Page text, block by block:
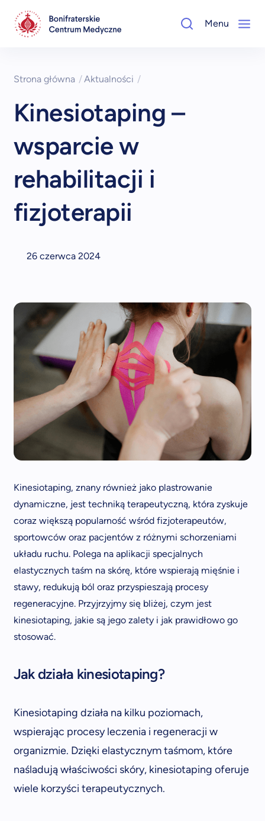
Menu
Strona główna /Aktualności /
Kinesiotaping –
wsparcie w
rehabilitacji i
fizjoterapii
26 czerwca 2024
Kinesiotaping, znany również jako plastrowanie
dynamiczne, jest techniką terapeutyczną, która zyskuje
coraz większą popularność wśród fizjoterapeutów,
sportowców oraz pacjentów z różnymi schorzeniami
układu ruchu. Polega na aplikacji specjalnych
elastycznych taśm na skórę, które wspierają mięśnie i
stawy, redukują ból oraz przyspieszają procesy
regeneracyjne. Przyjrzyjmy się bliżej, czym jest
kinesiotaping, jakie są jego zalety i jak prawidłowo go
stosować.
Jak działa kinesiotaping?
Kinesiotaping działa na kilku poziomach,
wspierając procesy leczenia i regeneracji w
organizmie. Dzięki elastycznym taśmom, które
naśladują właściwości skóry, kinesiotaping oferuje
wiele korzyści terapeutycznych.